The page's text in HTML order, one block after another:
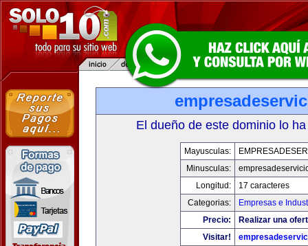
El dueño de este dominio lo
Mayusculas:
Minusculas:
Longitud:
17 caracteres
Categorias:
Empresas e
Precio:
Realizar una
Visitar!